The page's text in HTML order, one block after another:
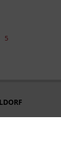
5